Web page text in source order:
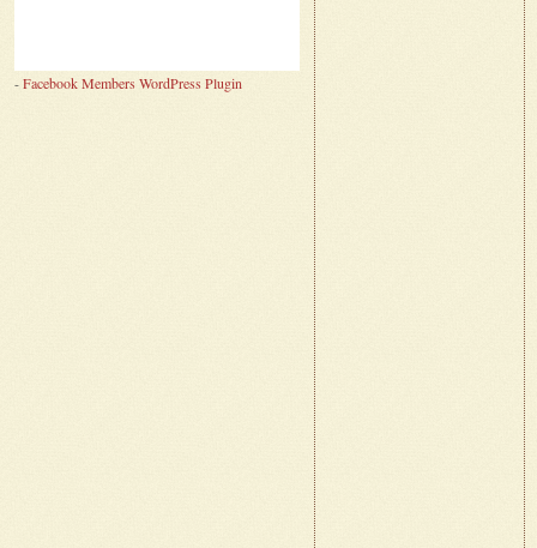
-Facebook Members WordPress Plugin